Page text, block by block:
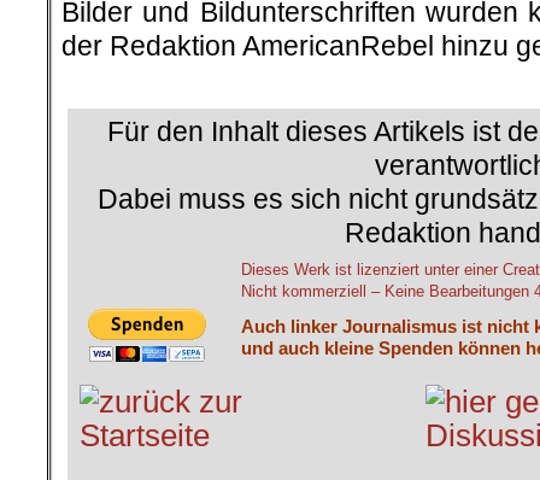
Bilder und Bildunterschriften wurden
der Redaktion AmericanRebel hinzu
Für den Inhalt dieses Artikels ist
Dabei muss es sich nicht
Redaktion
Dieses Werk ist lizenziert unter einer
Nicht kommerziell – Keine Bearbeitungen
Auch linker Journalismus ist nicht
und auch kleine Spenden können